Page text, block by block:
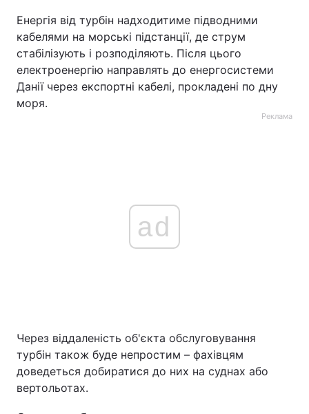
Енергія від турбін надходитиме підводними
кабелями на морські підстанції, де струм
стабілізують і розподіляють. Після цього
електроенергію направлять до енергосистеми
Данії через експортні кабелі, прокладені по дну
моря.
Реклама
ad
Через віддаленість об'єкта обслуговування
турбін також буде непростим – фахівцям
доведеться добиратися до них на суднах або
вертольотах.